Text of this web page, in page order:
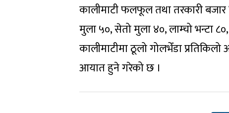
कालीमाटी फलफूल तथा तरकारी
मुला ५०, सेतो मुला ४०, लाम्चो भन्टा
कालीमाटीमा ठूलो गोलभेँडा
आयात हुने गरेको छ ।